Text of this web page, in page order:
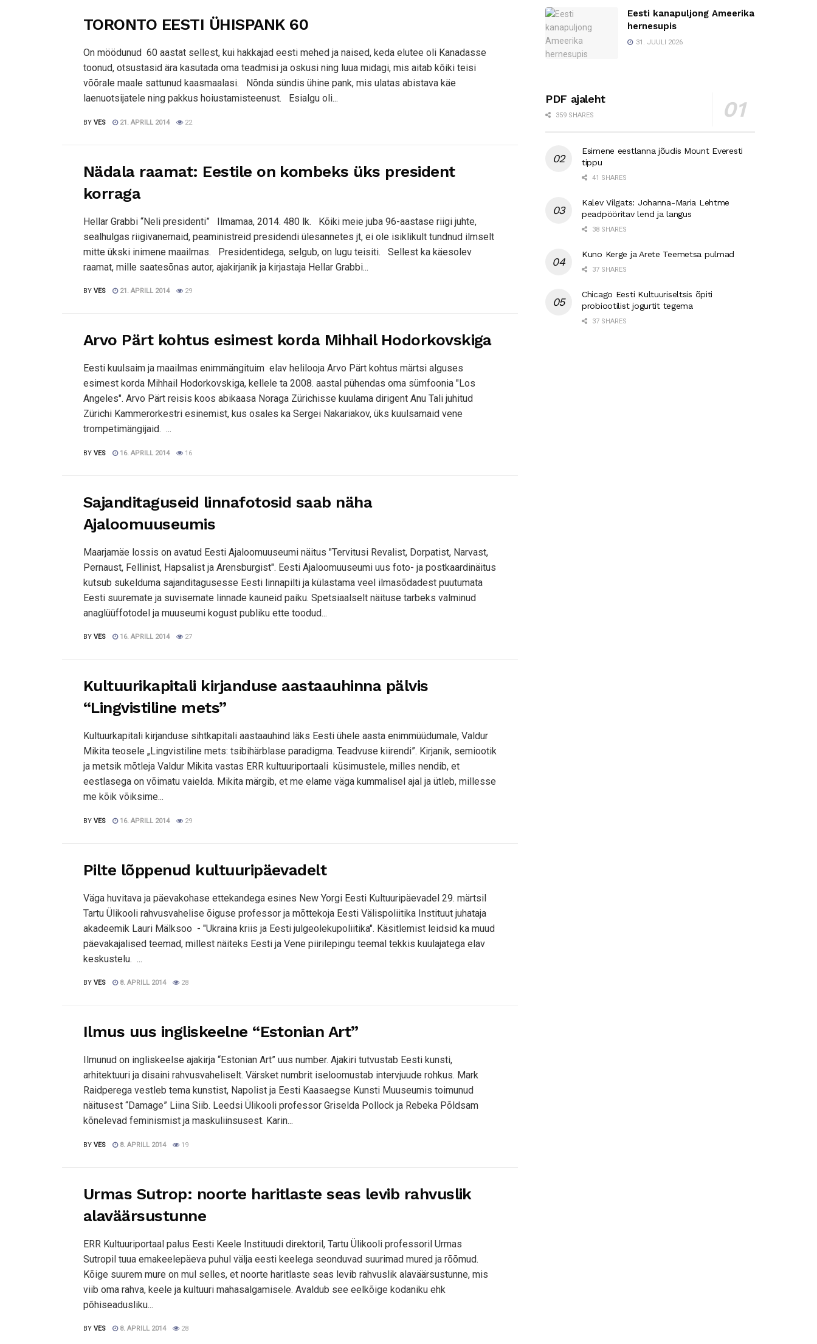
TORONTO EESTI ÜHISPANK 60
On möödunud 60 aastat sellest, kui hakkajad eesti mehed ja naised, keda elutee oli Kanadasse
toonud, otsustasid ära kasutada oma teadmisi ja oskusi ning luua midagi, mis aitab kõiki teisi
võõrale maale sattunud kaasmaalasi. Nõnda sündis ühine pank, mis ulatas abistava käe
laenuotsijatele ning pakkus hoiustamisteenust. Esialgu oli...
BY VES 21. APRILL 2014 22
Nädala raamat: Eestile on kombeks üks president
korraga
Hellar Grabbi “Neli presidenti” Ilmamaa, 2014. 480 lk. Kõiki meie juba 96-aastase riigi juhte,
sealhulgas riigivanemaid, peaministreid presidendi ülesannetes jt, ei ole isiklikult tundnud ilmselt
mitte ükski inimene maailmas. Presidentidega, selgub, on lugu teisiti. Sellest ka käesolev
raamat, mille saatesõnas autor, ajakirjanik ja kirjastaja Hellar Grabbi...
BY VES 21. APRILL 2014 29
Arvo Pärt kohtus esimest korda Mihhail Hodorkovskiga
Eesti kuulsaim ja maailmas enimmängituim elav helilooja Arvo Pärt kohtus märtsi alguses
esimest korda Mihhail Hodorkovskiga, kellele ta 2008. aastal pühendas oma sümfoonia "Los
Angeles". Arvo Pärt reisis koos abikaasa Noraga Zürichisse kuulama dirigent Anu Tali juhitud
Zürichi Kammerorkestri esinemist, kus osales ka Sergei Nakariakov, üks kuulsamaid vene
trompetimängijaid. ...
BY VES 16. APRILL 2014 16
Sajanditaguseid linnafotosid saab näha
Ajaloomuuseumis
Maarjamäe lossis on avatud Eesti Ajaloomuuseumi näitus "Tervitusi Revalist, Dorpatist, Narvast,
Pernaust, Fellinist, Hapsalist ja Arensburgist". Eesti Ajaloomuuseumi uus foto- ja postkaardinäitus
kutsub sukelduma sajanditagusesse Eesti linnapilti ja külastama veel ilmasõdadest puutumata
Eesti suuremate ja suvisemate linnade kauneid paiku. Spetsiaalselt näituse tarbeks valminud
anaglüüffotodel ja muuseumi kogust publiku ette toodud...
BY VES 16. APRILL 2014 27
Kultuurikapitali kirjanduse aastaauhinna pälvis
“Lingvistiline mets”
Kultuurkapitali kirjanduse sihtkapitali aastaauhind läks Eesti ühele aasta enimmüüdumale, Valdur
Mikita teosele „Lingvistiline mets: tsibihärblase paradigma. Teadvuse kiirendi”. Kirjanik, semiootik
ja metsik mõtleja Valdur Mikita vastas ERR kultuuriportaali küsimustele, milles nendib, et
eestlasega on võimatu vaielda. Mikita märgib, et me elame väga kummalisel ajal ja ütleb, millesse
me kõik võiksime...
BY VES 16. APRILL 2014 29
Pilte lõppenud kultuuripäevadelt
Väga huvitava ja päevakohase ettekandega esines New Yorgi Eesti Kultuuripäevadel 29. märtsil
Tartu Ülikooli rahvusvahelise õiguse professor ja mõttekoja Eesti Välispoliitika Instituut juhataja
akadeemik Lauri Mälksoo - "Ukraina kriis ja Eesti julgeolekupoliitika". Käsitlemist leidsid ka muud
päevakajalised teemad, millest näiteks Eesti ja Vene piirilepingu teemal tekkis kuulajatega elav
keskustelu. ...
BY VES 8. APRILL 2014 28
Ilmus uus ingliskeelne “Estonian Art”
Ilmunud on ingliskeelse ajakirja “Estonian Art” uus number. Ajakiri tutvustab Eesti kunsti,
arhitektuuri ja disaini rahvusvaheliselt. Värsket numbrit iseloomustab intervjuude rohkus. Mark
Raidperega vestleb tema kunstist, Napolist ja Eesti Kaasaegse Kunsti Muuseumis toimunud
näitusest “Damage” Liina Siib. Leedsi Ülikooli professor Griselda Pollock ja Rebeka Põldsam
kõnelevad feminismist ja maskuliinsusest. Karin...
BY VES 8. APRILL 2014 19
Urmas Sutrop: noorte haritlaste seas levib rahvuslik
alaväärsustunne
ERR Kultuuriportaal palus Eesti Keele Instituudi direktoril, Tartu Ülikooli professoril Urmas
Sutropil tuua emakeelepäeva puhul välja eesti keelega seonduvad suurimad mured ja rõõmud.
Kõige suurem mure on mul selles, et noorte haritlaste seas levib rahvuslik alaväärsustunne, mis
viib oma rahva, keele ja kultuuri mahasalgamisele. Avaldub see eelkõige kodaniku ehk
põhiseadusliku...
BY VES 8. APRILL 2014 28
Eesti kanapuljong Ameerika
hernesupis
31. JUULI 2026
PDF ajaleht
359 SHARES
Esimene eestlanna jõudis Mount Everesti
tippu
41 SHARES
Kalev Vilgats: Johanna-Maria Lehtme
peadpööritav lend ja langus
38 SHARES
Kuno Kerge ja Arete Teemetsa pulmad
37 SHARES
Chicago Eesti Kultuuriseltsis õpiti
probiootilist jogurtit tegema
37 SHARES